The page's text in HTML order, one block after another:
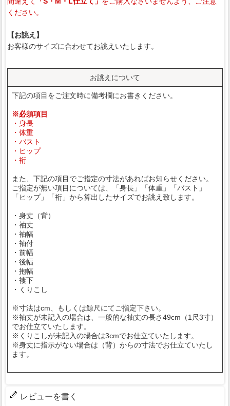
ください。
【お誂え】
お客様のサイズに合わせてお誂えいたします。
お誂えについて
下記の項目をご注文時に備考欄にお書きください。
※必須項目
・身長
・体重
・バスト
・ヒップ
・裄
また、下記の項目でご指定の寸法があればお知らせください。
ご指定が無い項目については、「身長」「体重」「バスト」
「ヒップ」「裄」から算出したサイズでお誂え致します。
・身丈（背）
・袖丈
・袖幅
・袖付
・前幅
・後幅
・抱幅
・褄下
・くりこし
※寸法はcm、もしくは鯨尺にてご指定下さい。
※袖丈が未記入の場合は、一般的な袖丈の長さ49cm（1尺3寸）
でお仕立ていたします。
※くりこしが未記入の場合は3cmでお仕立ていたします。
※身丈に指示がない場合は（背）からの寸法でお仕立ていたし
ます。
レビューを書く